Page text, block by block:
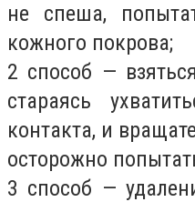
не спеша,
кожного покрова;
2 способ —
стараясь
контакта, и
осторожно
3 способ —